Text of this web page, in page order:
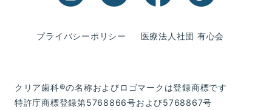
プライバシーポリシー 医療法人社団 有心会
クリア歯科®の名称およびロゴマークは登録商標です
特許庁商標登録第5768866号および5768867号